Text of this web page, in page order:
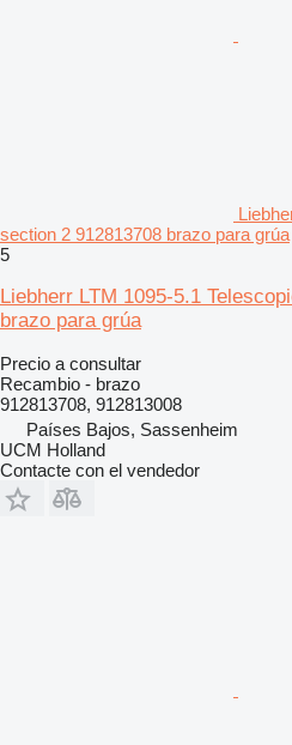
section 2 912813708 brazo para grúa
5
Liebherr LTM 1095-5.1
brazo para grúa
Precio a consultar
Recambio - brazo
912813708, 912813008
Países Bajos, Sassenheim
UCM Holland
Contacte con el vendedor